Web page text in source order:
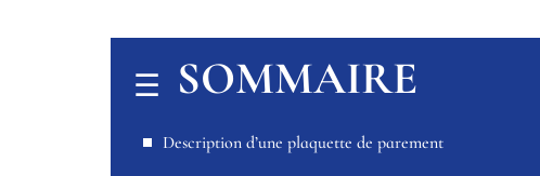
SOMMAIRE
Description d’une plaquette de parement